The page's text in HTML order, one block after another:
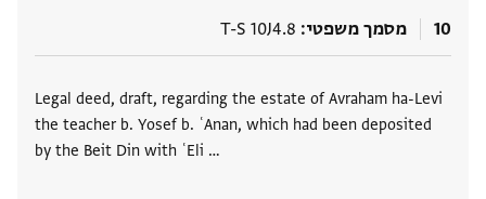
10 מסמך משפטי T-S 10J4.8
Legal deed, draft, regarding the estate of Avraham ha-Levi
the teacher b. Yosef b. ʿAnan, which had been deposited
by the Beit Din with ʿEli …